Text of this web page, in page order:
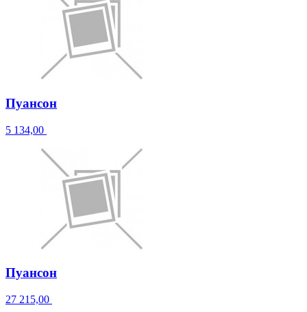
Пуансон
5 134,00
Пуансон
27 215,00